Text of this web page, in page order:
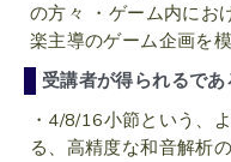
の方々 ・ゲーム内にお
楽主導のゲーム企画を
受講者が得られるであ
・4/8/16小節という、
る、高精度な和音解析